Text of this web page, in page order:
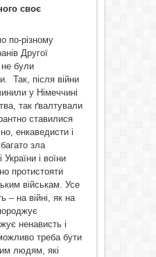
своє
по-різному
Другої
не були
Так, після війни
у Німеччині
так ґвалтували
ставилися
енкаведисти і
зла
і воїни
протистояти
військам. Усе
– на війні, як на
ненависть і
треба бути
людям, які